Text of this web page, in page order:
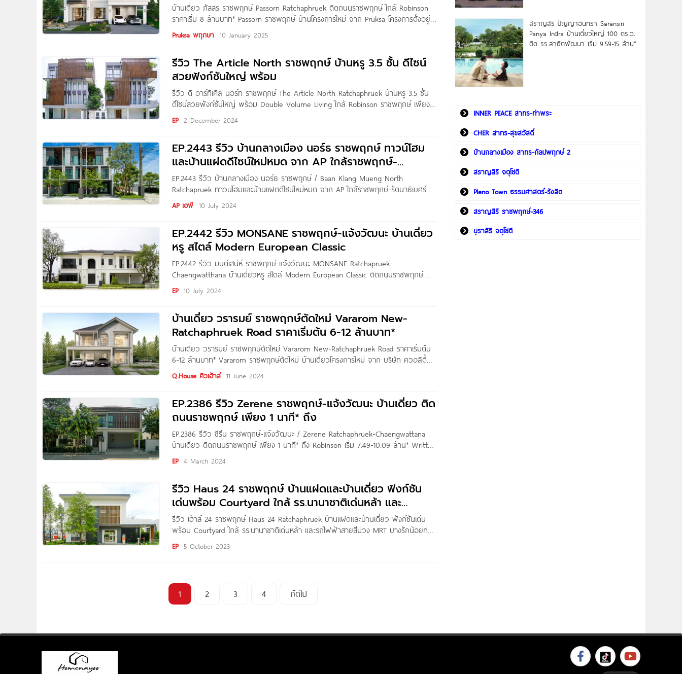
บ้านเดี่ยว ภัสสร ราชพฤกษ์ Passorn Ratchaphruek ติดถนนราชพฤกษ์ ใกล้ Robinson
ราคาเริ่ม 8 ล้านบาท* Passorn ราชพฤกษ์ บ้านโครงการใหม่ จาก Pruksa โครงการตั้งอยู่
ต.คลองข่อย อ.ปากเกร็ด จ.นนทบุรี บนทำเลศักยภาพ เดินทางสะดวกสบาย เชื่อมถนนเส้น
หลักได้หลายเส้นทาง อาทิ ถนนแจ้งวัฒนะ, ถนนทางหลวง 345, ถนนรัตนาธิเบศร์ และถนน
Pruksa พฤกษา 10 January 2025
รีวิว The Article North ราชพฤกษ์ บ้านหรู 3.5 ชั้น ดีไซน์
สวยฟังก์ชันใหญ่ พร้อม
รีวิว ดิ อาร์ทิเคิล นอร์ท ราชพฤกษ์ The Article North Ratchaphruek บ้านหรู 3.5 ชั้น
ดีไซน์สวยฟังก์ชันใหญ่ พร้อม Double Volume Living ใกล้ Robinson ราชพฤกษ์ เพียง
200 ม.* เริ่ม 15.9-28 ล้านบาท* Written by : THAnATH
EP 2 December 2024
EP.2443 รีวิว บ้านกลางเมือง นอร์ธ ราชพฤกษ์ ทาวน์โฮม
และบ้านแฝดดีไซน์ใหม่หมด จาก AP ใกล้ราชพฤกษ์-
รัตนาธิเบศร์
EP.2443 รีวิว บ้านกลางเมือง นอร์ธ ราชพฤกษ์ / Baan Klang Mueng North
Ratchapruek ทาวน์โฮมและบ้านแฝดดีไซน์ใหม่หมด จาก AP ใกล้ราชพฤกษ์-รัตนาธิเบศร์
ใกล้รถไฟฟ้า 2 สถานี เริ่ม 4.59-6.99 ล้านบาท* Written by : Pure Thitapa สวัสดีค่า
เพื่อน ๆ Homenayoo
AP เอพี 10 July 2024
EP.2442 รีวิว MONSANE ราชพฤกษ์-แจ้งวัฒนะ บ้านเดี่ยว
หรู สไตล์ Modern European Classic
EP.2442 รีวิว มนต์เสน่ห์ ราชพฤกษ์-แจ้งวัฒนะ MONSANE Ratchapruek-
Chaengwatthana บ้านเดี่ยวหรู สไตล์ Modern European Classic ติดถนนราชพฤกษ์
ราคาเริ่ม 15-24 ล้านบาท* Written by : Nin Yanin สวัสดีค่า วันนี้ทีมงาน Homenayoo
พามาชมโครงการ MONSANE ราชพฤกษ์-แจ้งวัฒนะ บ้านเดี่ยว Luxury โครงการใหม่
ข่อย
EP 10 July 2024
บ้านเดี่ยว วรารมย์ ราชพฤกษ์ตัดใหม่ Vararom New-
Ratchaphruek Road ราคาเริ่มต้น 6-12 ล้านบาท*
บ้านเดี่ยว วรารมย์ ราชพฤกษ์ตัดใหม่ Vararom New-Ratchaphruek Road ราคาเริ่มต้น
6-12 ล้านบาท* Vararom ราชพฤกษ์ตัดใหม่ บ้านเดี่ยวโครงการใหม่ จาก บริษัท ควอลิตี้
เฮ้าส์ จำกัด(มหาชน) บนทำเลศักยภาพแห่งการเดินทาง ติดถนนใหญ่ราชพฤกษ์ตัดใหม่ เชื่อม
ต่อ ถ.ราชพฤษ์ 345, ถ.ราชพฤกษ์ 346 พร้อมอีกหลากหลายเส้นทาง อาทิ ถ.แจ้งวัฒนะ,
Q.House คิวเฮ้าส์ 11 June 2024
EP.2386 รีวิว Zerene ราชพฤกษ์-แจ้งวัฒนะ บ้านเดี่ยว ติด
ถนนราชพฤกษ์ เพียง 1 นาที* ถึง
EP.2386 รีวิว ซีรีน ราชพฤกษ์-แจ้งวัฒนะ / Zerene Ratchaphruek-Chaengwattana
บ้านเดี่ยว ติดถนนราชพฤกษ์ เพียง 1 นาที* ถึง Robinson เริ่ม 7.49-10.09 ล้าน* Writted
by : Pure Thitapa สวัสดีผู้อ่าน Homenayoo ทุกคนค่ะ วันนี้เราจะพาไปชมโครงการ
“Zerene ราชพฤกษ์-แจ้งวัฒนะ” จาก ปริญสิริ
EP 4 March 2024
รีวิว Haus 24 ราชพฤกษ์ บ้านแฝดและบ้านเดี่ยว ฟังก์ชัน
เด่นพร้อม Courtyard ใกล้ รร.นานาชาติเด่นหล้า และ
รถไฟฟ้าสายสีม่วง
รีวิว เฮ้าส์ 24 ราชพฤกษ์ Haus 24 Ratchaphruek บ้านแฝดและบ้านเดี่ยว ฟังก์ชันเด่น
พร้อม Courtyard ใกล้ รร.นานาชาติเด่นหล้า และรถไฟฟ้าสายสีม่วง MRT บางรักน้อยท่า
อิฐ สุทธิเริ่ม 5.79 ล้านบาท* Written by : THAnATH สวัสดีผู้อ่านชาว Homenayoo ทุก
คน วันนี้ผมพามาชมโครงการ Haus 24 ราชพฤกษ์ จาก
EP 5 October 2023
1 2 3 4 ถัดไป
สราญสิริ ปัญญาอินทรา Saransiri
Panya Indra บ้านเดี่ยวใหญ่ 100 ตร.ว.
ดิด รร.สาธิตพัฒนา เริ่ม 9.59-15 ล้าน*
INNER PEACE สาทร-ท่าพระ
CHER สาทร-สุขสวัสดิ์
บ้านกลางเมือง สาทร-กัลปพฤกษ์ 2
สราญสิริ จตุโชติ
Pleno Town ธรรมศาสตร์-รังสิต
สราญสิริ ราชพฤกษ์-346
บุราสิริ จตุโชติ